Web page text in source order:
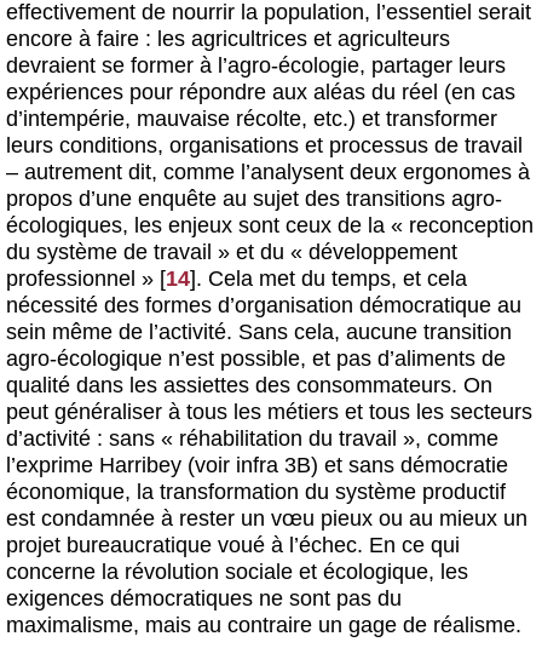
effectivement de nourrir la population, l’essentiel serait
encore à faire : les agricultrices et agriculteurs
devraient se former à l’agro-écologie, partager leurs
expériences pour répondre aux aléas du réel (en cas
d’intempérie, mauvaise récolte, etc.) et transformer
leurs conditions, organisations et processus de travail
– autrement dit, comme l’analysent deux ergonomes à
propos d’une enquête au sujet des transitions agro-
écologiques, les enjeux sont ceux de la « reconception
du système de travail » et du « développement
professionnel » [14]. Cela met du temps, et cela
nécessité des formes d’organisation démocratique au
sein même de l’activité. Sans cela, aucune transition
agro-écologique n’est possible, et pas d’aliments de
qualité dans les assiettes des consommateurs. On
peut généraliser à tous les métiers et tous les secteurs
d’activité : sans « réhabilitation du travail », comme
l’exprime Harribey (voir infra 3B) et sans démocratie
économique, la transformation du système productif
est condamnée à rester un vœu pieux ou au mieux un
projet bureaucratique voué à l’échec. En ce qui
concerne la révolution sociale et écologique, les
exigences démocratiques ne sont pas du
maximalisme, mais au contraire un gage de réalisme.